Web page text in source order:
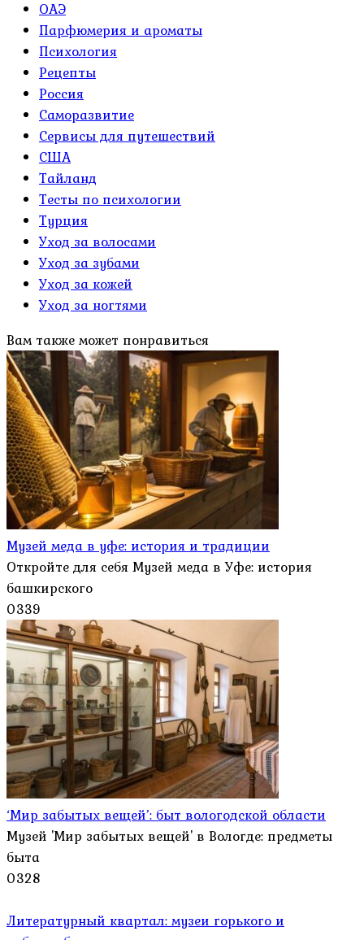
ОАЭ
Парфюмерия и ароматы
Психология
Рецепты
Россия
Саморазвитие
Сервисы для путешествий
США
Тайланд
Тесты по психологии
Турция
Уход за волосами
Уход за зубами
Уход за кожей
Уход за ногтями
Вам также может понравиться
Музей меда в уфе: история и традиции
Откройте для себя Музей меда в Уфе: история
башкирского
0339
‘Мир забытых вещей’: быт вологодской области
Музей 'Мир забытых вещей' в Вологде: предметы
быта
0328
Литературный квартал: музеи горького и